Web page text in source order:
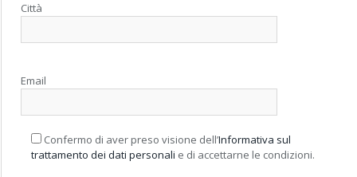
Città
Email
Confermo di aver preso visione dell’Informativa sul
trattamento dei dati personali e di accettarne le condizioni.